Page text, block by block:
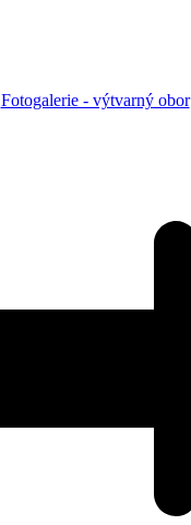
Fotogalerie - výtvarný obor